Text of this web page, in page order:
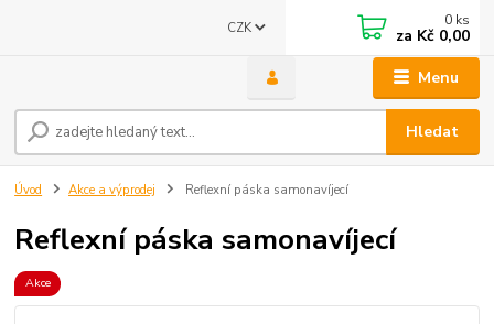
Menu
CZK
Hledat
0 ks
za Kč 0,00
Úvod Akce a výprodej Reflexní páska samonavíjecí
Reflexní páska samonavíjecí
Akce